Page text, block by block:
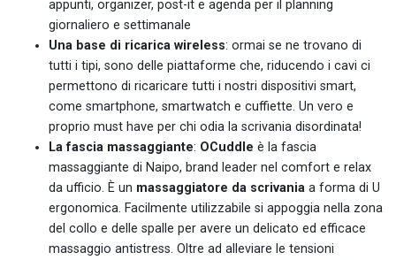
appunti, organizer, post-it e agenda per il planning
giornaliero e settimanale
Una base di ricarica wireless: ormai se ne trovano di
tutti i tipi, sono delle piattaforme che, riducendo i cavi ci
permettono di ricaricare tutti i nostri dispositivi smart,
come smartphone, smartwatch e cuffiette. Un vero e
proprio must have per chi odia la scrivania disordinata!
La fascia massaggiante: OCuddle è la fascia
massaggiante di Naipo, brand leader nel comfort e relax
da ufficio. È un massaggiatore da scrivania a forma di U
ergonomica. Facilmente utilizzabile si appoggia nella zona
del collo e delle spalle per avere un delicato ed efficace
massaggio antistress. Oltre ad alleviare le tensioni